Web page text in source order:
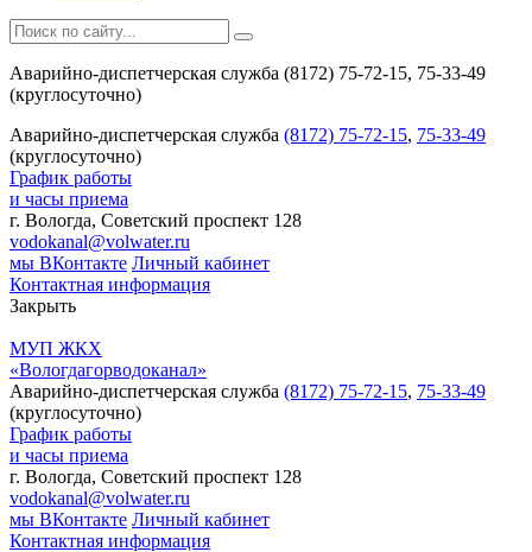
Аварийно-диспетчерская служба (8172) 75-72-15, 75-33-49
(круглосуточно)
Аварийно-диспетчерская служба (8172) 75-72-15, 75-33-49
(круглосуточно)
График работы
и часы приема
г. Вологда, Советский проспект 128
vodokanal@volwater.ru
мы ВКонтакте Личный кабинет
Контактная информация
Закрыть
МУП ЖКХ
«Вологдагорводоканал»
Аварийно-диспетчерская служба (8172) 75-72-15, 75-33-49
(круглосуточно)
График работы
и часы приема
г. Вологда, Советский проспект 128
vodokanal@volwater.ru
мы ВКонтакте Личный кабинет
Контактная информация